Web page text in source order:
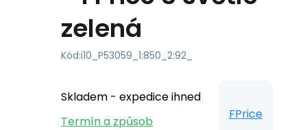
zelená
Kód:i10_P53059_1:850_2:92_
Skladem - expedice ihned
Termín a způsob
FPrice